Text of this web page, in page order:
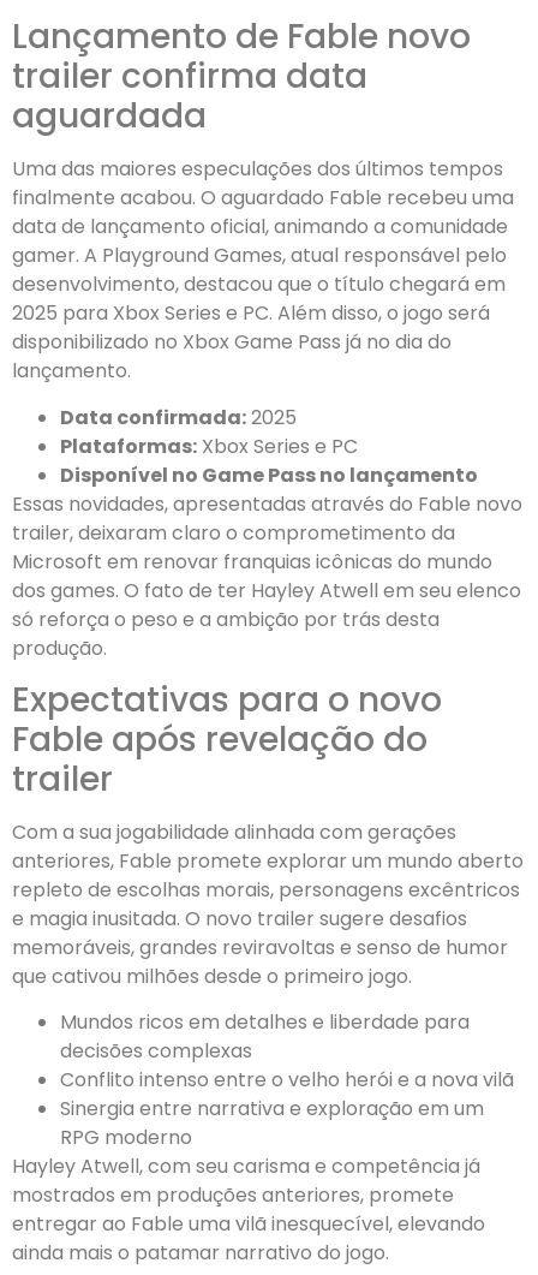
Lançamento de Fable novo
trailer confirma data
aguardada
Uma das maiores especulações dos últimos tempos
finalmente acabou. O aguardado Fable recebeu uma
data de lançamento oficial, animando a comunidade
gamer. A Playground Games, atual responsável pelo
desenvolvimento, destacou que o título chegará em
2025 para Xbox Series e PC. Além disso, o jogo será
disponibilizado no Xbox Game Pass já no dia do
lançamento.
Data confirmada:2025
Plataformas: Xbox Series e PC
Disponível no Game Pass no lançamento
Essas novidades, apresentadas através do Fable novo
trailer, deixaram claro o comprometimento da
Microsoft em renovar franquias icônicas do mundo
dos games. O fato de ter Hayley Atwell em seu elenco
só reforça o peso e a ambição por trás desta
produção.
Expectativas para o novo
Fable após revelação do
trailer
Com a sua jogabilidade alinhada com gerações
anteriores, Fable promete explorar um mundo aberto
repleto de escolhas morais, personagens excêntricos
e magia inusitada. O novo trailer sugere desafios
memoráveis, grandes reviravoltas e senso de humor
que cativou milhões desde o primeiro jogo.
Mundos ricos em detalhes e liberdade para
decisões complexas
Conflito intenso entre o velho herói e a nova vilã
Sinergia entre narrativa e exploração em um
RPG moderno
Hayley Atwell, com seu carisma e competência já
mostrados em produções anteriores, promete
entregar ao Fable uma vilã inesquecível, elevando
ainda mais o patamar narrativo do jogo.